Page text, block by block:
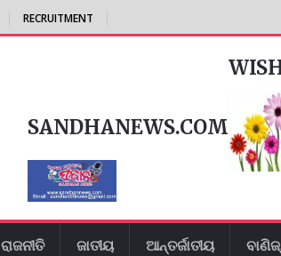
RECRUITMENT
SANDHANEWS.COM
ରାଜନୀତି ଜାତୀୟ ଆନ୍ତର୍ଜାତୀୟ